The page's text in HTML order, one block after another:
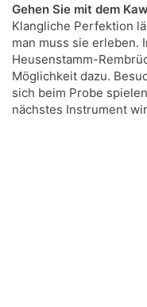
Gehen Sie mit dem
Klangliche Perfektion
man muss sie erleben.
Heusenstamm-
Möglichkeit dazu.
sich beim Probe
nächstes Instrument